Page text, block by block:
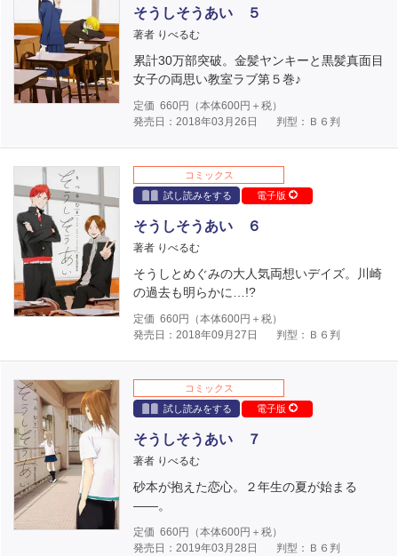
そうしそうあい ５
著者 りべるむ
累計30万部突破。金髪ヤンキーと黒髪真面目
女子の両思い教室ラブ第５巻♪
定価 660円（本体600円＋税）
発売日：2018年03月26日
判型：Ｂ６判
コミックス
試し読みをする
電子版
そうしそうあい ６
著者 りべるむ
そうしとめぐみの大人気両想いデイズ。川崎
の過去も明らかに…!?
定価 660円（本体600円＋税）
発売日：2018年09月27日
判型：Ｂ６判
コミックス
試し読みをする
電子版
そうしそうあい ７
著者 りべるむ
砂本が抱えた恋心。２年生の夏が始まる
――。
定価 660円（本体600円＋税）
発売日：2019年03月28日
判型：Ｂ６判